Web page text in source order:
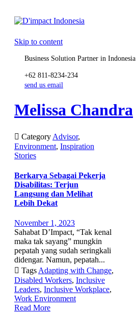
Skip to content
Business Solution Partner in Indonesia
+62 811-8234-234
send us email
Melissa Chandra
 Category Advisor,
Environment, Inspiration
Stories
Berkarya Sebagai Pekerja
Disabilitas: Terjun
Langsung dan Melihat
Lebih Dekat
November 1, 2023
Sahabat D’Impact, “Tak kenal
maka tak sayang” mungkin
pepatah yang sudah seringkali
didengar. Namun, pepatah...
 TagsAdapting with Change,
Disabled Workers, Inclusive
Leaders, Inclusive Workplace,
Work Environment
Read More